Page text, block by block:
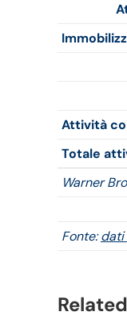
Attività
Totale
Warner
Fonte:dati